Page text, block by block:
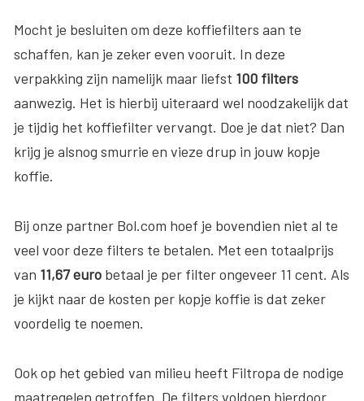
Mocht je besluiten om deze koffiefilters aan te
schaffen, kan je zeker even vooruit. In deze
verpakking zijn namelijk maar liefst 100 filters
aanwezig. Het is hierbij uiteraard wel noodzakelijk dat
je tijdig het koffiefilter vervangt. Doe je dat niet? Dan
krijg je alsnog smurrie en vieze drup in jouw kopje
koffie.
Bij onze partner Bol.com hoef je bovendien niet al te
veel voor deze filters te betalen. Met een totaalprijs
van 11,67 euro betaal je per filter ongeveer 11 cent. Als
je kijkt naar de kosten per kopje koffie is dat zeker
voordelig te noemen.
Ook op het gebied van milieu heeft Filtropa de nodige
maatregelen getroffen. De filters voldoen hierdoor